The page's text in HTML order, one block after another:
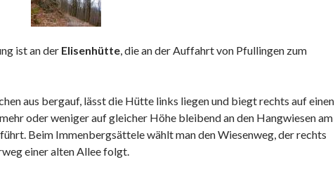
ist an der Elisenhütte, die an der Auffahrt von Pfullingen zum
aus bergauf, lässt die Hütte links liegen und biegt rechts auf einen
oder weniger auf gleicher Höhe bleibend an den Hangwiesen am
Beim Immenbergsättele wählt man den Wiesenweg, der rechts
einer alten Allee folgt.